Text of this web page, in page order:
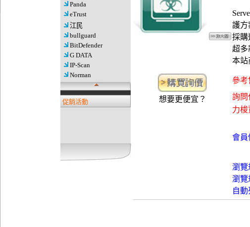
Panda
eTrust
江民
bullguard
BitDefender
G DATA
IP-Scan
Norman
促銷活動
護方
採購
超多
本站
想要更便宜？
參考
詢問
力梭
會員
瀏覽
瀏覽
自